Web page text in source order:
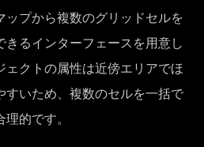
ップから複数のグリッドセルを
きるインターフェースを用意し
ェクトの属性は近傍エリアでほ
すいため、複数のセルを一括で
的です。